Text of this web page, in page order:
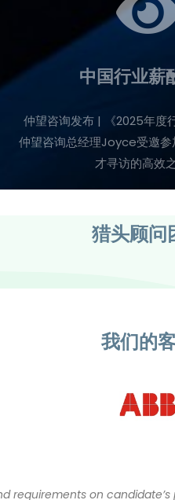
中国行业薪
仲望咨询发布 | 《2025年度
仲望咨询总经理Joyce受邀参
才寻访的高效
猎头顾问
我们的
requirements on